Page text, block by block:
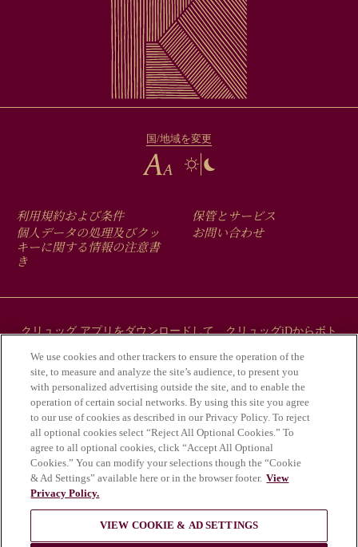
国/地域を変更
FOOTER
MENU
利用規約および条件
個人データの処理及びクッ
キーに関する情報の注意書
き
保管とサービス
お問い合わせ
クリュッグ アプリをダウンロードして、クリュッグiDからボト
アルコールの乱用は健康にとって危険であ
り、適度な飲酒が必要である。
We use cookies and other trackers to ensure the operation of the
site, to measure and analyze the site’s audience, to present you
with personalized advertising outside the site, and to enable the
operation of certain social networks. By using this site you agree
to our use of cookies as described in our Privacy Policy. To reject
all optional cookies select “Reject All Optional Cookies.” To
agree to all optional cookies, click “Accept All Optional
Cookies.” You can modify your selections though the “Cookie
& Ad Settings” available here or in the browser footer. View
Privacy Policy.
VIEW COOKIE & AD SETTINGS